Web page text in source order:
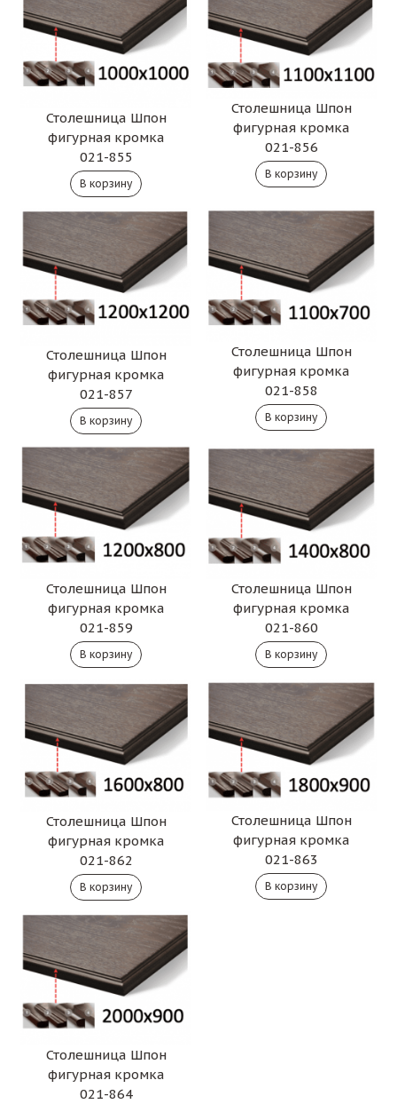
Столешница Шпон
фигурная кромка
021-855
Столешница Шпон
фигурная кромка
021-856
Столешница Шпон
фигурная кромка
021-857
Столешница Шпон
фигурная кромка
021-858
Столешница Шпон
фигурная кромка
021-859
Столешница Шпон
фигурная кромка
021-860
Столешница Шпон
фигурная кромка
021-862
Столешница Шпон
фигурная кромка
021-863
Столешница Шпон
фигурная кромка
021-864